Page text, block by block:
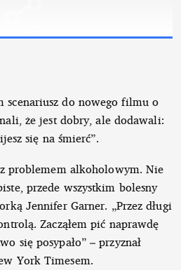
scenariusz do nowego filmu o
że jest dobry, ale dodawali:
się na śmierć”.
problemem alkoholowym. Nie
przede wszystkim bolesny
Jennifer Garner. „Przez długi
Zacząłem pić naprawdę
się posypało” – przyznał
York Timesem.